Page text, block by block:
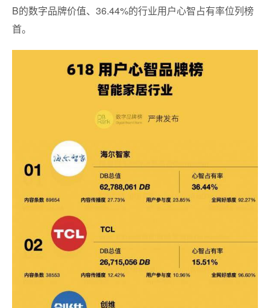
B的数字品牌价值、36.44%的行业用户心智占有率位列榜
首。